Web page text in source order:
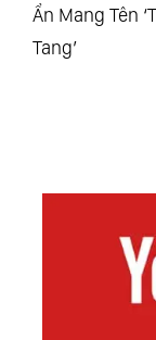
Lượng Hào
Chữa Bệnh